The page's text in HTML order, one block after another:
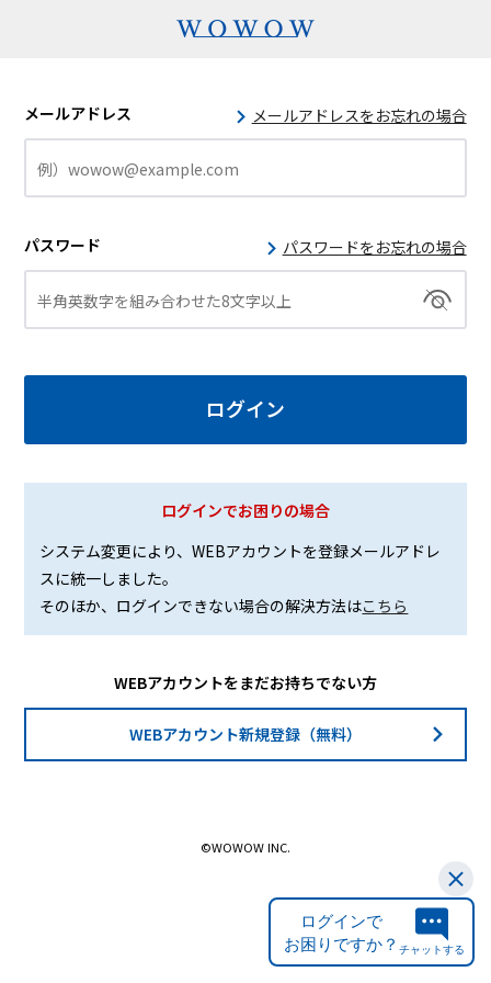
メールアドレス メールアドレスをお忘れの場合
パスワード パスワードをお忘れの場合
ログインでお困りの場合
システム変更により、WEBアカウントを登録メールアドレ
スに統一しました。
そのほか、ログインできない場合の解決方法はこちら
WEBアカウントをまだお持ちでない方
WEBアカウント新規登録（無料）
©WOWOW INC.
ログインで
お困りですか？ チャットする